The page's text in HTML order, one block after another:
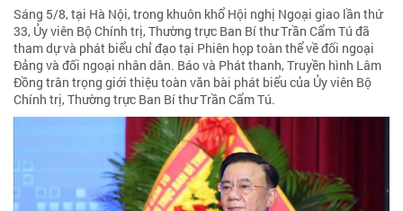
Sáng 5/8, tại Hà Nội, trong khuôn khổ Hội nghị Ngoại giao lần thứ
33, Ủy viên Bộ Chính trị, Thường trực Ban Bí thư Trần Cẩm Tú đã
tham dự và phát biểu chỉ đạo tại Phiên họp toàn thể về đối ngoại
Đảng và đối ngoại nhân dân. Báo và Phát thanh, Truyền hình Lâm
Đồng trân trọng giới thiệu toàn văn bài phát biểu của Ủy viên Bộ
Chính trị, Thường trực Ban Bí thư Trần Cẩm Tú.